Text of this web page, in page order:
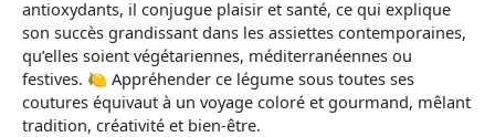
antioxydants, il conjugue plaisir et santé, ce qui explique
son succès grandissant dans les assiettes contemporaines,
qu’elles soient végétariennes, méditerranéennes ou
festives. 🍋 Appréhender ce légume sous toutes ses
coutures équivaut à un voyage coloré et gourmand, mêlant
tradition, créativité et bien-être.